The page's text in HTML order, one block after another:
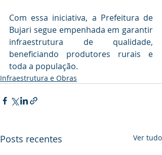
Com essa iniciativa, a Prefeitura de
Bujari segue empenhada em garantir
infraestrutura de qualidade,
beneficiando produtores rurais e
toda a população.
Infraestrutura e Obras
Posts recentes Ver tudo